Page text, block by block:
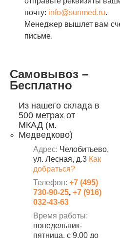
почту: info@sunmed.ru.
Менеджер вышлет вам
письме.
Самовывоз –
Бесплатно
Из нашего склада в
500 метрах от
МКАД (м.
Медведково)
Адрес: Челобитьево,
ул. Лесная, д.3 Как
добраться?
Телефон: +7 (495)
730-90-25, +7 (916)
032-43-63
Время работы:
понедельник-
пятница, с 9.00 до